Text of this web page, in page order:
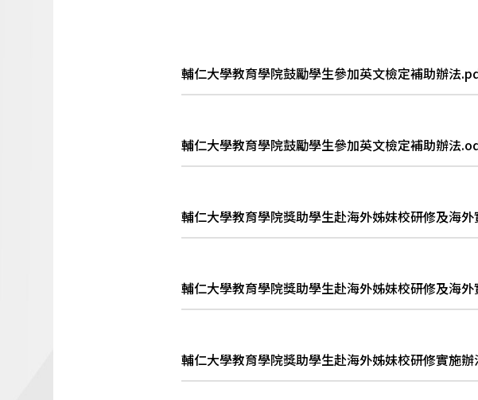
輔仁大學教育學院鼓勵學生參加英文檢定補助辦法
輔仁大學教育學院鼓勵學生參加英文檢定補助辦法
輔仁大學教育學院獎助學生赴海外姊妹校研修及海
輔仁大學教育學院獎助學生赴海外姊妹校研修及海
輔仁大學教育學院獎助學生赴海外姊妹校研修實施